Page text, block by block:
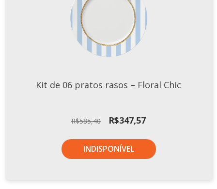
Kit de 06 pratos rasos – Floral Chic
R$585,40
original
era:
R$585,40.
R$347,57O
atual
R$347,57.
INDISPONÍVEL